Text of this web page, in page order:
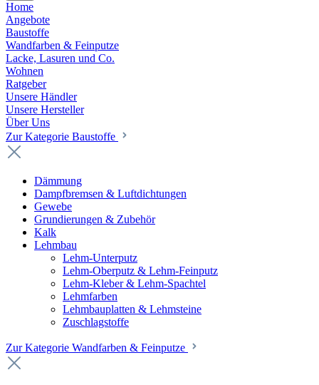
Home
Angebote
Baustoffe
Wandfarben & Feinputze
Lacke, Lasuren und Co.
Wohnen
Ratgeber
Unsere Händler
Unsere Hersteller
Über Uns
Zur Kategorie Baustoffe
Dämmung
Dampfbremsen & Luftdichtungen
Gewebe
Grundierungen & Zubehör
Kalk
Lehmbau
Lehm-Unterputz
Lehm-Oberputz & Lehm-Feinputz
Lehm-Kleber & Lehm-Spachtel
Lehmfarben
Lehmbauplatten & Lehmsteine
Zuschlagstoffe
Zur Kategorie Wandfarben & Feinputze